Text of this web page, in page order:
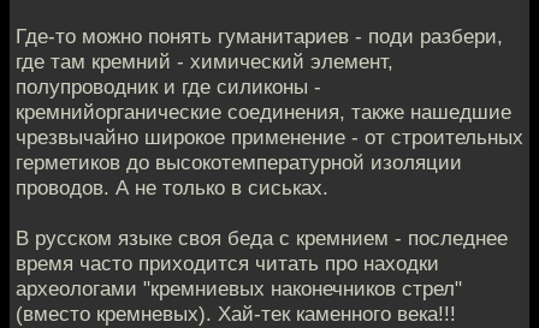
Где-то можно понять гуманитариев - поди разбери,
где там кремний - химический элемент,
полупроводник и где силиконы -
кремнийорганические соединения, также нашедшие
чрезвычайно широкое применение - от строительных
герметиков до высокотемпературной изоляции
проводов. А не только в сиськах.
В русском языке своя беда с кремнием - последнее
время часто приходится читать про находки
археологами "кремниевых наконечников стрел"
(вместо кремневых). Хай-тек каменного века!!!